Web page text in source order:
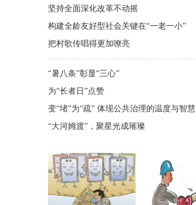
坚持全面深化改革不动摇
构建全龄友好型社会关键在“一老一小”
把村歌传唱得更加嘹亮
“暑八条”彰显“三心”
为“长者日”点赞
变“堵”为“疏” 体现公共治理的温度与智慧
“大河姆渡”，聚星光成璀璨